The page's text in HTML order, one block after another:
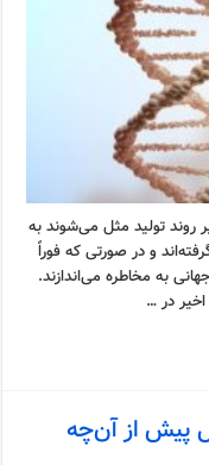
روند تولید مثل می‌شوند به
و در صورتی که فوراً
به مخاطره می‌اندازند.
در …
پیش از آن‌چه